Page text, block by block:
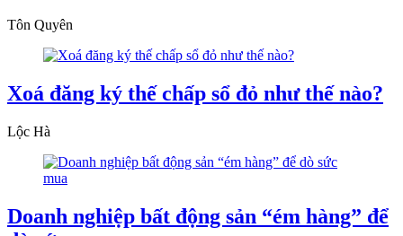
Tôn Quyên
Xoá đăng ký thế chấp sổ đỏ như thế nào?
Lộc Hà
Doanh nghiệp bất động sản “ém hàng” để